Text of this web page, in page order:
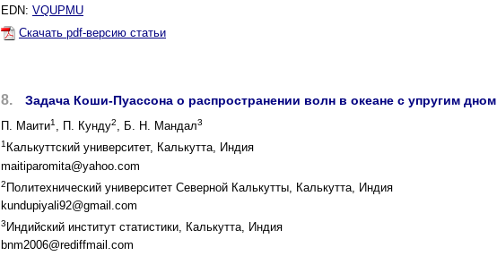
EDN: VQUPMU
Скачать pdf-версию статьи
8. Задача Коши-Пуассона о распространении волн в океане с упругим дном
П. Маити1 , П. Кунду2, Б. Н. Мандал3
1 Калькуттский университет, Калькутта, Индия
maitiparomita@yahoo.com
2 Политехнический университет Северной Калькутты, Калькутта, Индия
kundupiyali92@gmail.com
3 Индийский институт статистики, Калькутта, Индия
bnm2006@rediffmail.com